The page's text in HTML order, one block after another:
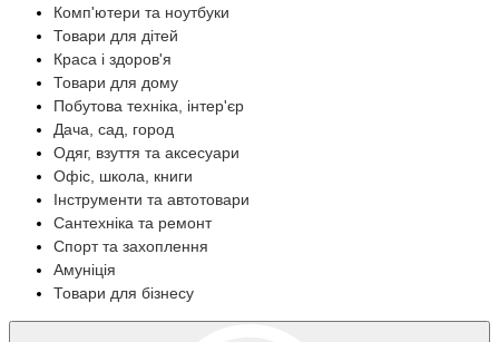
Комп'ютери та ноутбуки
Товари для дітей
Краса і здоров'я
Товари для дому
Побутова техніка, інтер'єр
Дача, сад, город
Одяг, взуття та аксесуари
Офіс, школа, книги
Інструменти та автотовари
Сантехніка та ремонт
Спорт та захоплення
Амуніція
Товари для бізнесу